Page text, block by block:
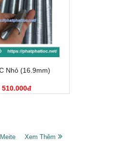
Nhỏ (16.9mm)
510.000đ
Xem Thêm